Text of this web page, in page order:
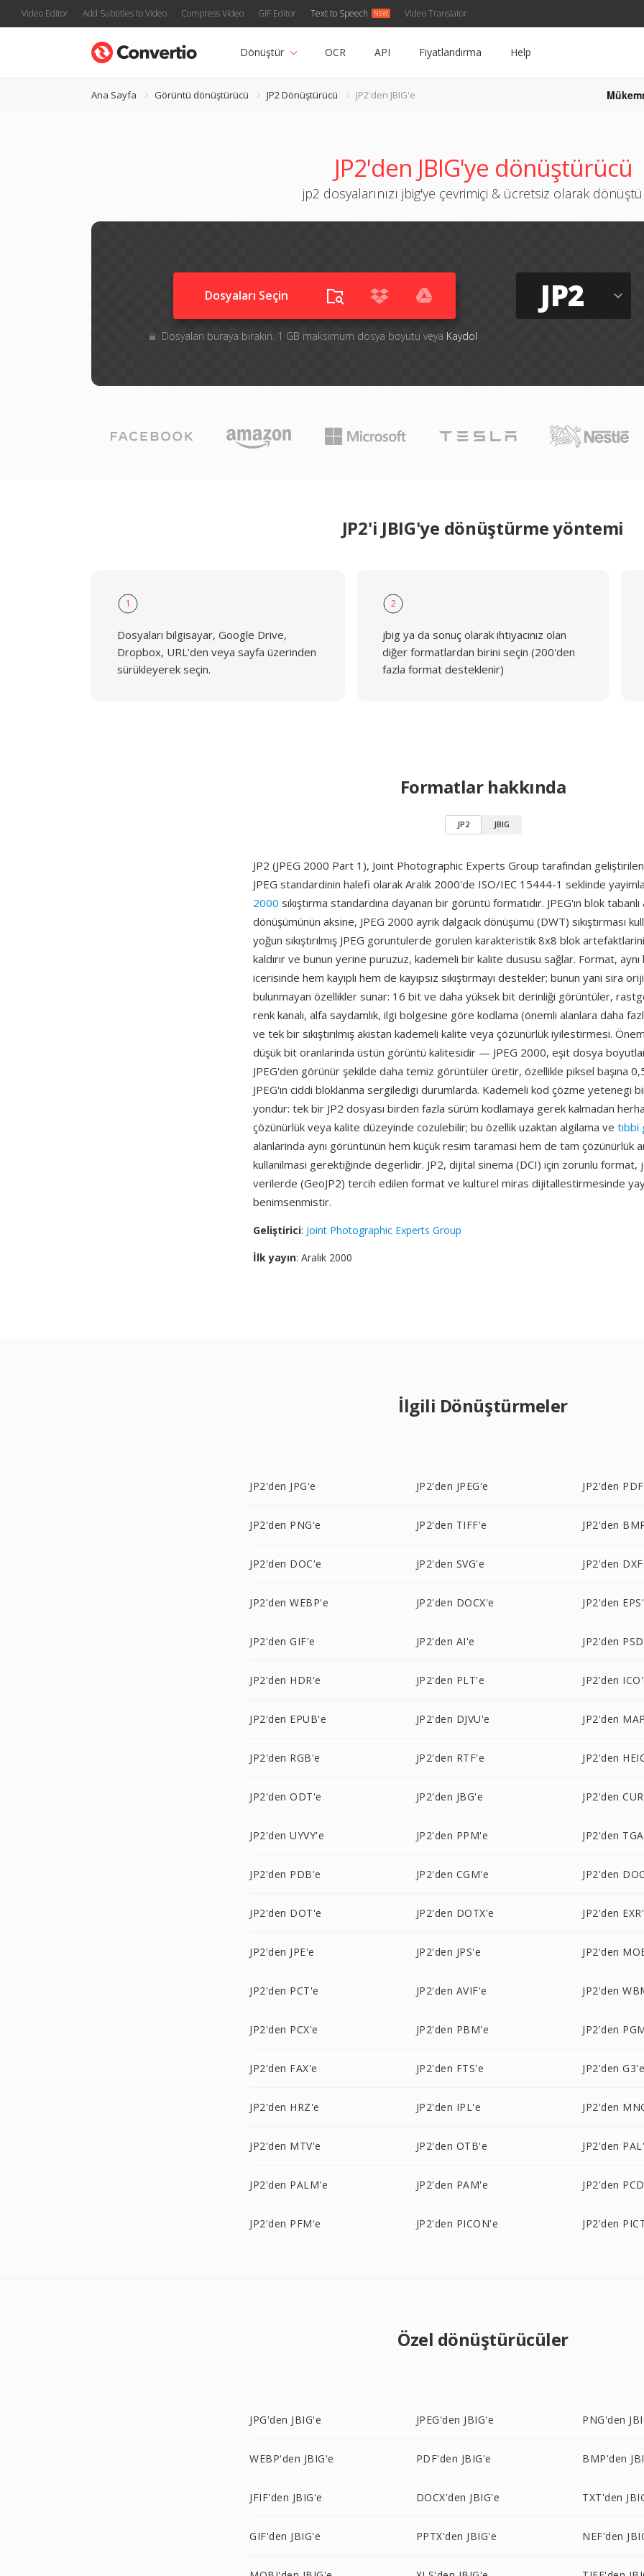
Video Editor Add Subtitles to Video Compress Video GIF Editor Text to Speech Video Translator
Dönüştür OCR API Fiyatlandırma Help
Ana Sayfa Görüntü dönüştürücü JP2 Dönüştürücü JP2'den JBIG'e
JP2'den JBIG'ye dönüştürücü
jp2 dosyalarınızı jbig'ye çevrimiçi & ücretsiz olarak
Dosyaları Seçin
Dosyaları buraya bırakın. 1 GB maksimum dosya boyutu veya Kaydol
JP2
JP2'i JBIG'ye dönüştürme yöntemi
1
Dosyaları bilgisayar, Google Drive,
Dropbox, URL'den veya sayfa üzerinden
sürükleyerek seçin.
2
jbig ya da sonuç olarak ihtiyacınız olan
diğer formatlardan birini seçin (200'den
fazla format desteklenir)
Formatlar hakkında
JP2 JBIG
JP2 (JPEG 2000 Part 1), Joint Photographic Experts Group tarafından
JPEG standardinin halefi olarak Aralık 2000'de ISO/IEC 15444-1 seklinde
2000 sıkıştırma standardına dayanan bir görüntü formatıdır. JPEG'ın blok
dönüşümünün aksine, JPEG 2000 ayrik dalgacık dönüşümü (DWT) sıkıştırması
yoğun sıkıştırılmış JPEG goruntulerde gorulen karakteristik 8x8 blok
kaldırır ve bunun yerine puruzuz, kademeli bir kalite dususu sağlar. Format, aynı
icerisinde hem kayıplı hem de kayıpsız sıkıştırmayı destekler; bunun yani sira
bulunmayan özellikler sunar: 16 bit ve daha yüksek bit derinliği görüntüler,
renk kanalı, alfa saydamlık, ilgi bolgesine göre kodlama (önemli alanlara daha
ve tek bir sıkıştırılmış akistan kademeli kalite veya çözünürlük iyilestirmesi.
düşük bit oranlarinda üstün görüntü kalitesidir — JPEG 2000, eşit dosya
JPEG'den görünür şekilde daha temiz görüntüler üretir, özellikle piksel başına
JPEG'ın ciddi bloklanma sergiledigi durumlarda. Kademeli kod çözme yetenegi
yondur: tek bir JP2 dosyası birden fazla sürüm kodlamaya gerek kalmadan
çözünürlük veya kalite düzeyinde cozulebilir; bu özellik uzaktan algilama ve tıbbi
alanlarinda aynı görüntünün hem küçük resim taramasi hem de tam çözünürlük
kullanilmasi gerektiğinde degerlidir. JP2, dijital sinema (DCI) için zorunlu format,
verilerde (GeoJP2) tercih edilen format ve kulturel miras dijitallestirmesinde
benimsenmistir.
Geliştirici: Joint Photographic Experts Group
İlk yayın: Aralık 2000
İlgili Dönüştürmeler
JP2'den JPG'e JP2'den JPEG'e JP2'den
JP2'den PNG'e JP2'den TIFF'e JP2'den
JP2'den DOC'e JP2'den SVG'e JP2'den
JP2'den WEBP'e JP2'den DOCX'e JP2'den
JP2'den GIF'e JP2'den AI'e JP2'den
JP2'den HDR'e JP2'den PLT'e JP2'den
JP2'den EPUB'e JP2'den DJVU'e JP2'den
JP2'den RGB'e JP2'den RTF'e JP2'den
JP2'den ODT'e JP2'den JBG'e JP2'den
JP2'den UYVY'e JP2'den PPM'e JP2'den
JP2'den PDB'e JP2'den CGM'e JP2'den
JP2'den DOT'e JP2'den DOTX'e JP2'den
JP2'den JPE'e JP2'den JPS'e JP2'den
JP2'den PCT'e JP2'den AVIF'e JP2'den
JP2'den PCX'e JP2'den PBM'e JP2'den
JP2'den FAX'e JP2'den FTS'e JP2'den G3'e
JP2'den HRZ'e JP2'den IPL'e JP2'den
JP2'den MTV'e JP2'den OTB'e JP2'den
JP2'den PALM'e JP2'den PAM'e JP2'den
JP2'den PFM'e JP2'den PICON'e JP2'den
Özel dönüştürücüler
JPG'den JBIG'e JPEG'den JBIG'e PNG'den
WEBP'den JBIG'e PDF'den JBIG'e BMP'den
JFIF'den JBIG'e DOCX'den JBIG'e TXT'den
GIF'den JBIG'e PPTX'den JBIG'e NEF'den